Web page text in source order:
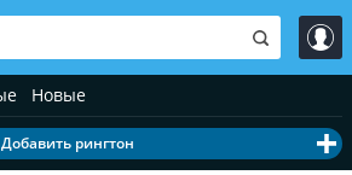
Новые
Добавить рингтон